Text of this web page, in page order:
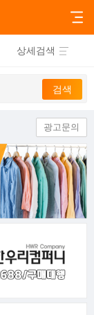
상세검색
광고문의